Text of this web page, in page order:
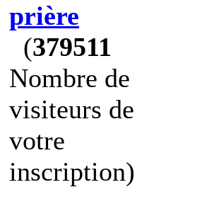
prière
(379511
Nombre de
visiteurs de
votre
inscription)